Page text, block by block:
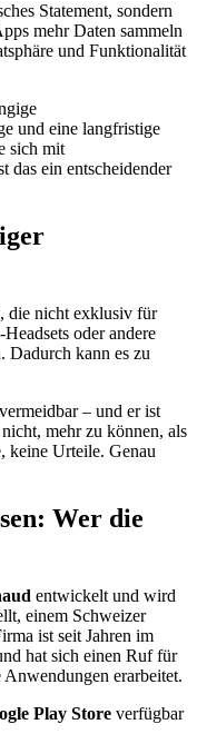
Statement, sondern
mehr Daten sammeln
und Funktionalität
und eine langfristige
sich mit
das ein entscheidender
die nicht exklusiv für
oder andere
Dadurch kann es zu
– und er ist
mehr zu können, als
keine Urteile. Genau
Wer die
entwickelt und wird
einem Schweizer
ist seit Jahren im
hat sich einen Ruf für
Anwendungen erarbeitet.
Play Store verfügbar